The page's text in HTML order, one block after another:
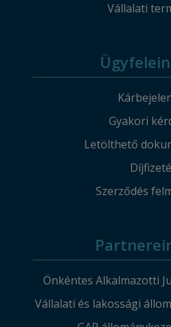
Vállalati
Gyakori
Letölthető
Szerződés
Önkéntes Alkalmazotti
Vállalati és lakossági